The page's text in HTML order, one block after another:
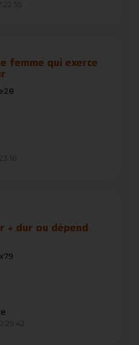
femme qui exerce
+ dur ou dépend